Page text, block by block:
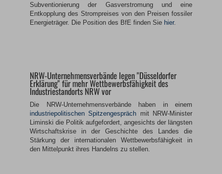
Subventionierung der Gasverstromung und eine
Entkopplung des Strompreises von den Preisen fossiler
Energieträger. Die Position des BfE finden Sie hier.
NRW-Unternehmensverbände legen "Düsseldorfer
Erklärung" für mehr Wettbewerbsfähigkeit des
Industriestandorts NRW vor
Die NRW-Unternehmensverbände haben in einem
industriepolitischen Spitzengespräch mit NRW-Minister
Liminski die Politik aufgefordert, angesichts der längsten
Wirtschaftskrise in der Geschichte des Landes die
Stärkung der internationalen Wettbewerbsfähigkeit in
den Mittelpunkt ihres Handelns zu stellen.